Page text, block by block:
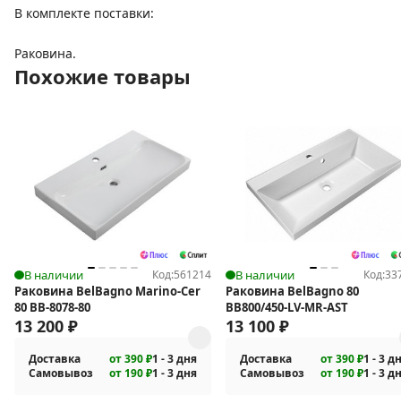
В комплекте поставки:
Раковина.
Похожие товары
В наличии Код:561214
Раковина BelBagno Marino-Cer
80 BB-8078-80
13 200 ₽
Доставка от 390 ₽1 - 3 дня
Самовывоз
от 190 ₽1 - 3 дня
В наличии Код:
Раковина BelBagno 80
BB800/450-LV-MR-AST
13 100 ₽
Доставка от 390 ₽1 - 3
Самовывоз
от 190 ₽1 - 3